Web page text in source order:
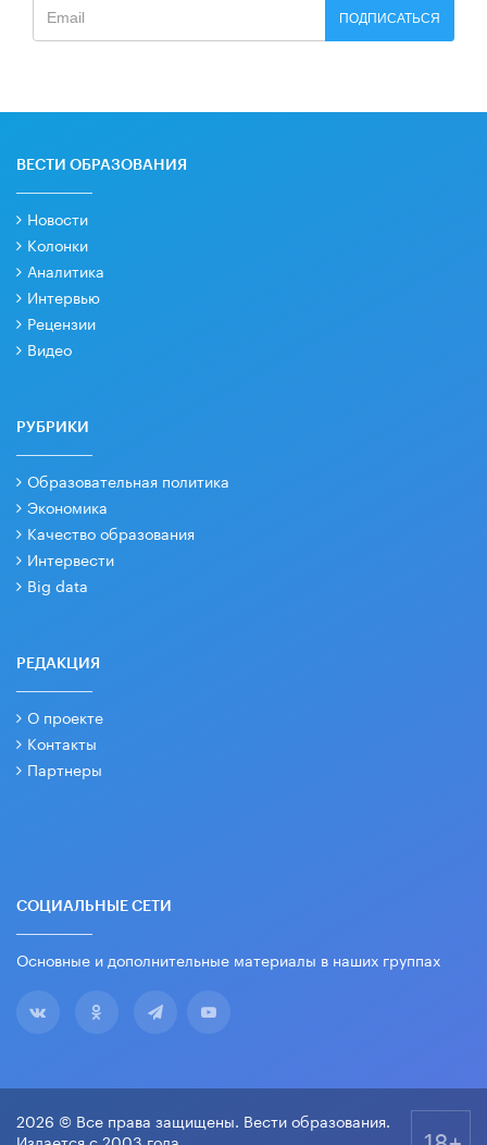
ПОДПИСАТЬСЯ
ВЕСТИ ОБРАЗОВАНИЯ
Новости
Колонки
Аналитика
Интервью
Рецензии
Видео
РУБРИКИ
Образовательная политика
Экономика
Качество образования
Интервести
Big data
РЕДАКЦИЯ
О проекте
Контакты
Партнеры
СОЦИАЛЬНЫЕ СЕТИ
Основные и дополнительные материалы в наших группах
2026 © Все права защищены. Вести образования.